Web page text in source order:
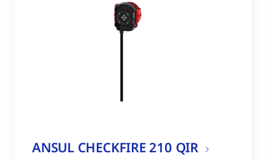
ANSUL CHECKFIRE 210 QIR